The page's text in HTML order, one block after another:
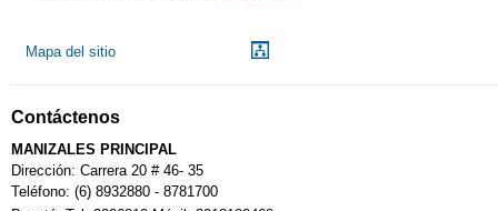
Mapa del sitio
Contáctenos
MANIZALES PRINCIPAL
Dirección: Carrera 20 # 46- 35
Teléfono: (6) 8932880 - 8781700